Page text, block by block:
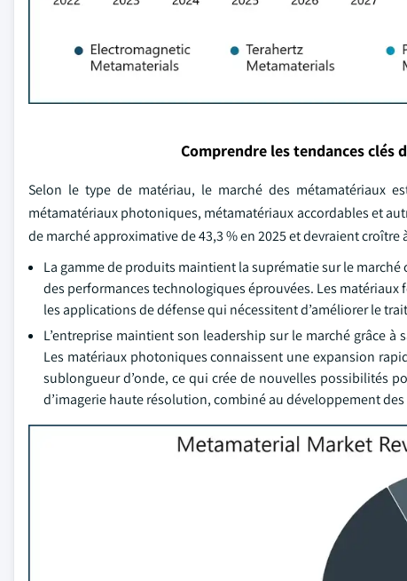
Comprendre les tendances clés
Selon le type de matériau, le marché des métamatériaux
métamatériaux photoniques, métamatériaux accordables et
de marché approximative de 43,3 % en 2025 et devraient croître
La gamme de produits maintient la suprématie sur le
des performances technologiques éprouvées. Les
les applications de défense qui nécessitent d’améliorer le
L’entreprise maintient son leadership sur le marché grâce
Les matériaux photoniques connaissent une expansion
sublongueur d’onde, ce qui crée de nouvelles possibilités
d’imagerie haute résolution, combiné au développement